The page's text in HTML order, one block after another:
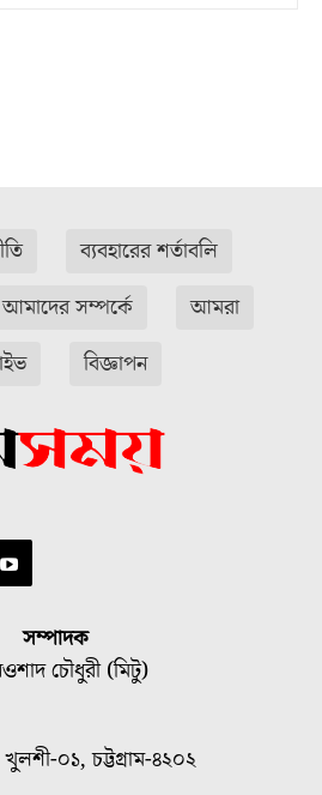
ব্যবহারের শর্তাবলি
আমাদের সম্পর্কে
আমরা
বিজ্ঞাপন
সম্পাদক
চৌধুরী (মিটু)
০১, চট্টগ্রাম-৪২০২